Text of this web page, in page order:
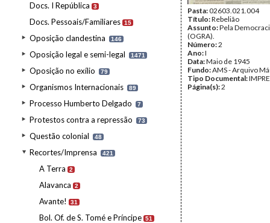
Docs. I República 3
Docs. Pessoais/Familiares 15
Oposição clandestina 146
Oposição legal e semi-legal 1471
Oposição no exílio 79
Organismos Internacionais 89
Processo Humberto Delgado 7
Protestos contra a repressão 73
Questão colonial 48
Recortes/Imprensa 421
A Terra 2
Alavanca 2
Avante! 31
Bol. Of. de S. Tomé e Príncipe 51
Pasta:02603.021.004
Título:Rebelião
Assunto:Pela
(OGRA).
Número:2
Ano:I
Data:Maio de 1945
Fundo:AMS - Arquivo
Tipo Documental:
Página(s):2